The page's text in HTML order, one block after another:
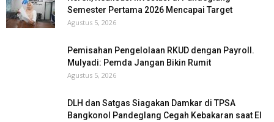
Semester Pertama 2026 Mencapai Target
Agustus 5, 2026
Pemisahan Pengelolaan RKUD dengan Payroll.
Mulyadi: Pemda Jangan Bikin Rumit
Agustus 5, 2026
DLH dan Satgas Siagakan Damkar di TPSA
Bangkonol Pandeglang Cegah Kebakaran saat El